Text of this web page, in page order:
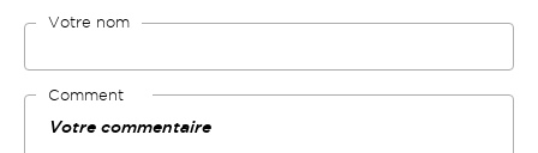
Votre nom
Comment